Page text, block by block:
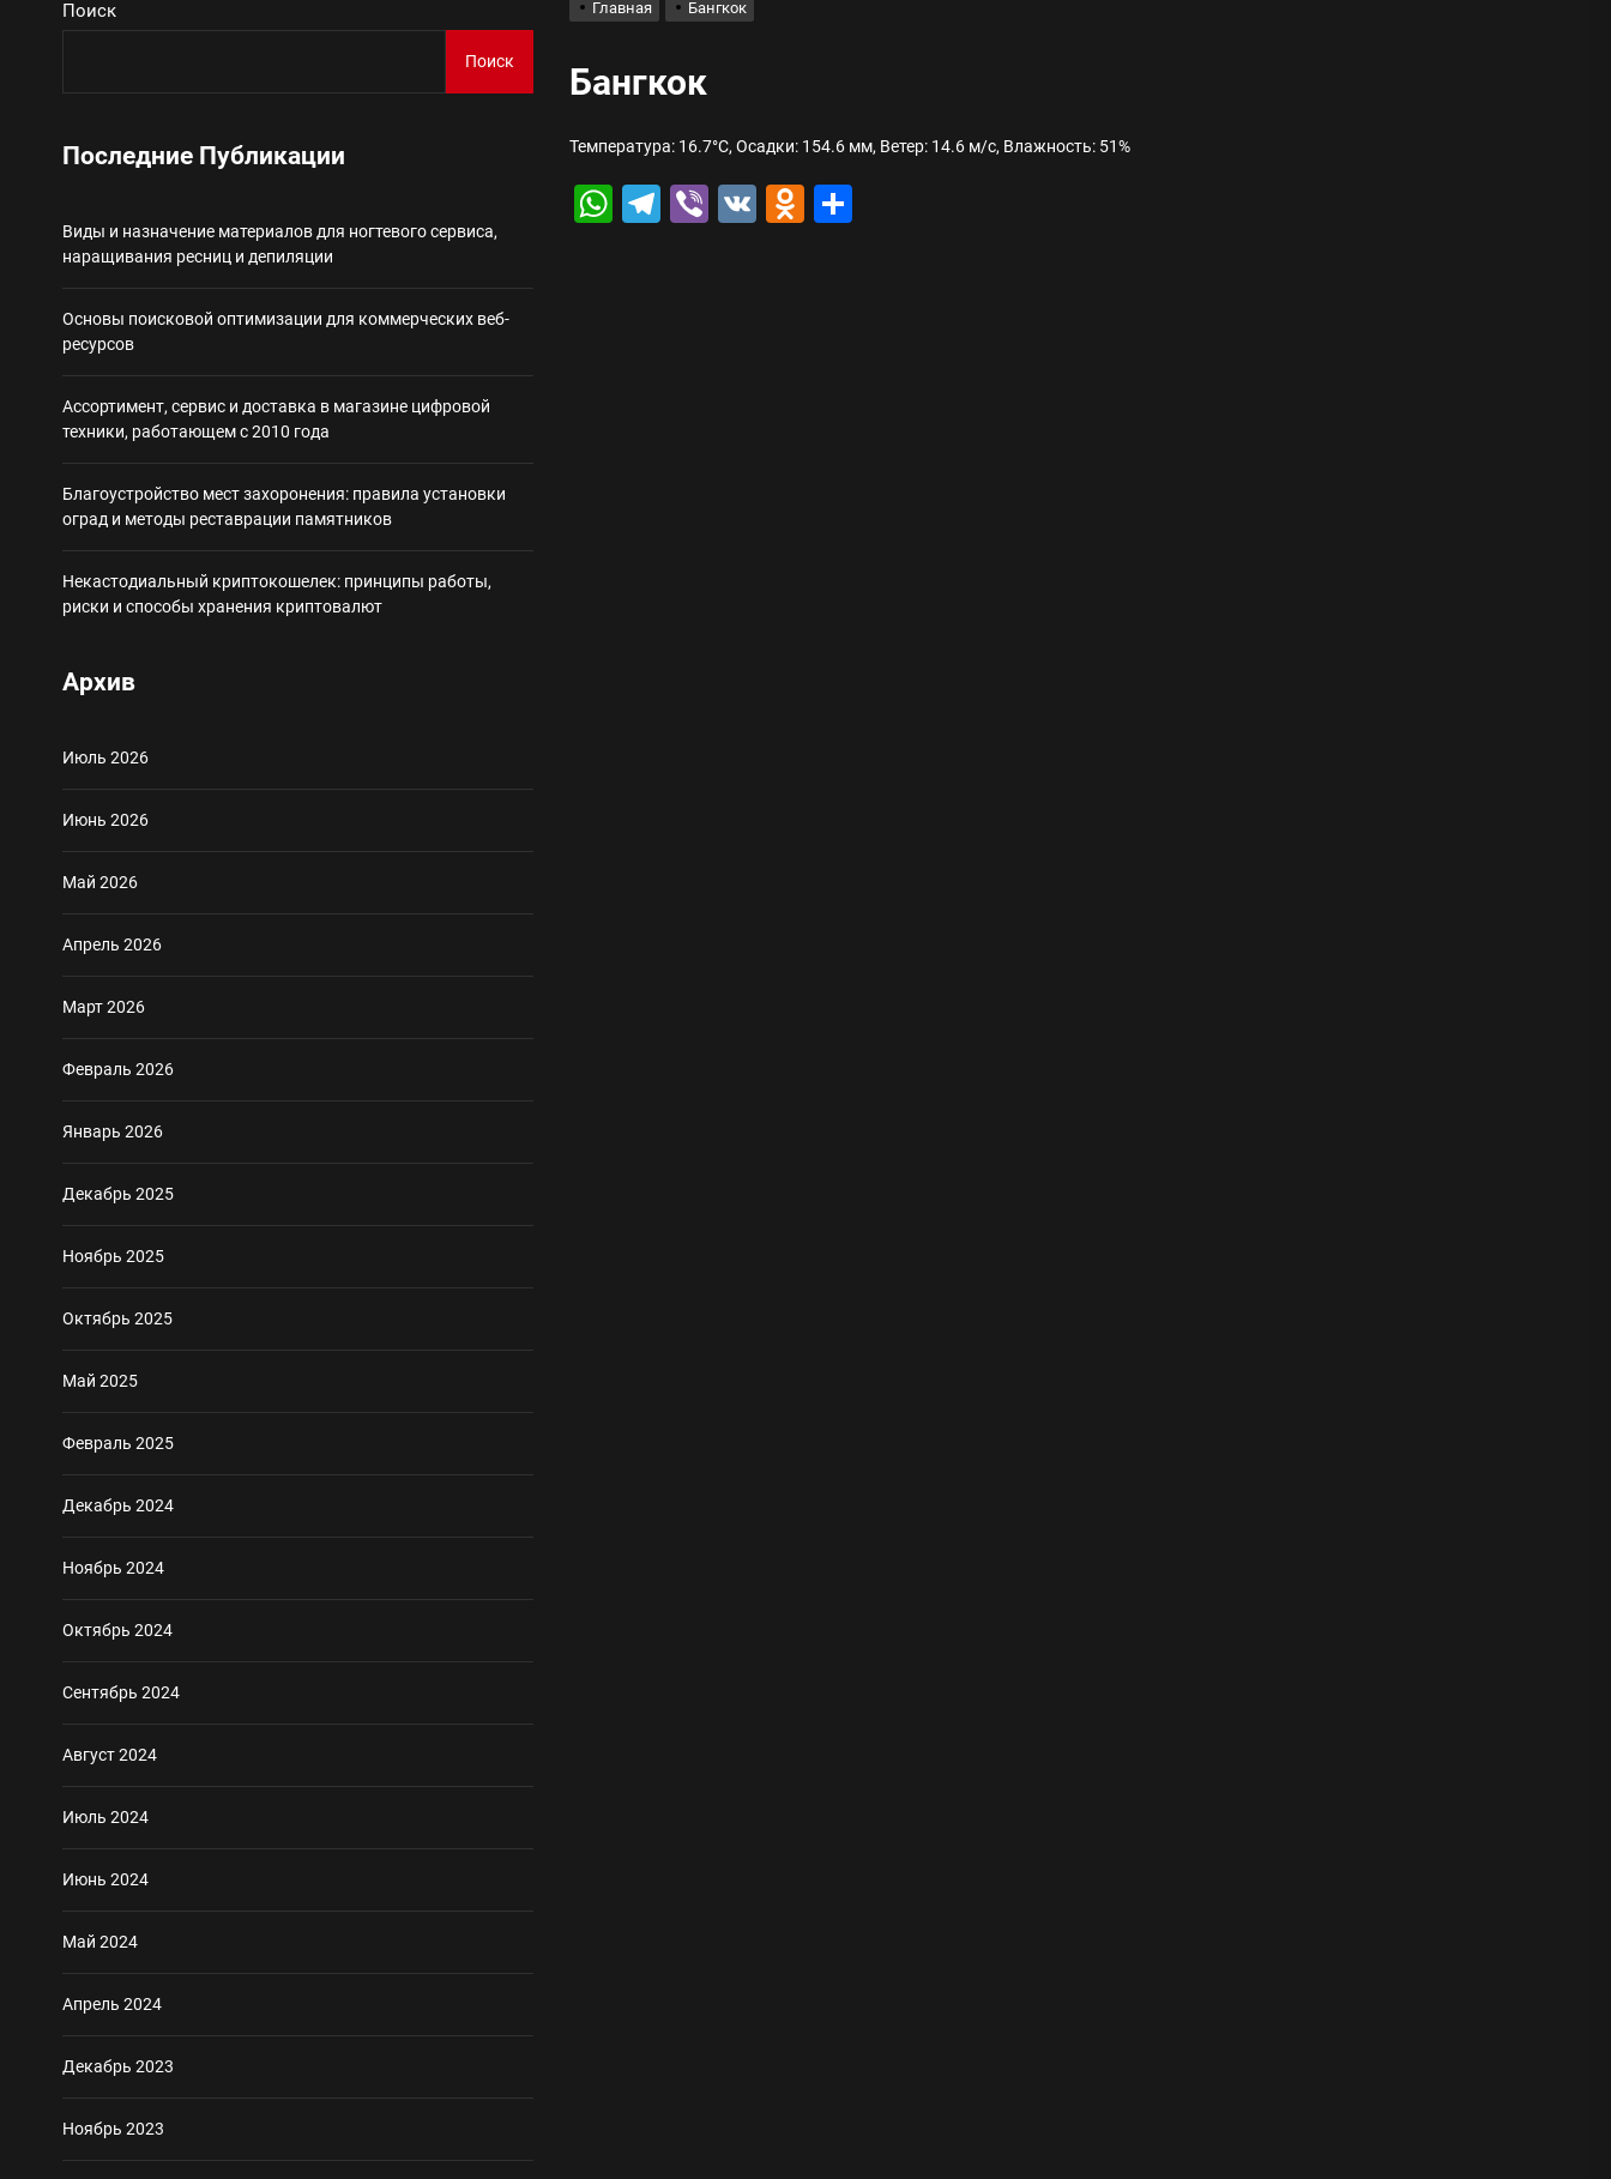
Виды и назначение материалов для ногтевого сервиса, наращивания ресниц и депиляции
Ассортимент, сервис и доставка в магазине цифровой техники, работающем с 2010 года
Некастодиальный криптокошелек: принципы работы, риски и способы хранения криптовалют
Главная Бангкок
Бангкок
Температура: 16.7°C, Осадки: 154.6 мм, Ветер: 14.6 м/с, Влажность: 51%
WhatsApp
Telegram
Viber
VK Odnoklassniki
Поиск
Поиск
Последние Публикации
Виды и назначение материалов для ногтевого сервиса,
наращивания ресниц и депиляции
Основы поисковой оптимизации для коммерческих веб-
ресурсов
Ассортимент, сервис и доставка в магазине цифровой
техники, работающем с 2010 года
Благоустройство мест захоронения: правила установки
оград и методы реставрации памятников
Некастодиальный криптокошелек: принципы работы,
риски и способы хранения криптовалют
Архив
Июль 2026
Июнь 2026
Май 2026
Апрель 2026
Март 2026
Февраль 2026
Январь 2026
Декабрь 2025
Ноябрь 2025
Октябрь 2025
Май 2025
Февраль 2025
Декабрь 2024
Ноябрь 2024
Октябрь 2024
Сентябрь 2024
Август 2024
Июль 2024
Июнь 2024
Май 2024
Апрель 2024
Декабрь 2023
Ноябрь 2023